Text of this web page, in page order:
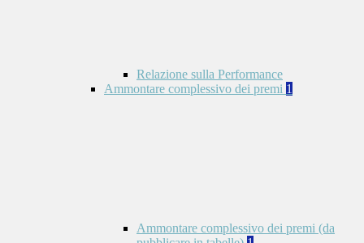
Relazione sulla Performance
Ammontare complessivo dei premi 1
Ammontare complessivo dei premi (da